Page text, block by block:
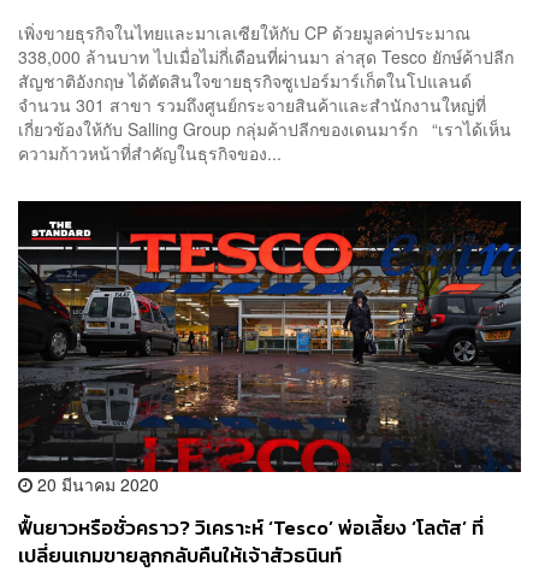
เพิ่งขายธุรกิจในไทยและมาเลเซียให้กับ CP ด้วยมูลค่าประมาณ
338,000 ล้านบาท ไปเมื่อไม่กี่เดือนที่ผ่านมา ล่าสุด Tesco ยักษ์ค้าปลีก
สัญชาติอังกฤษ ได้ตัดสินใจขายธุรกิจซูเปอร์มาร์เก็ตในโปแลนด์
จำนวน 301 สาขา รวมถึงศูนย์กระจายสินค้าและสำนักงานใหญ่ที่
เกี่ยวข้องให้กับ Salling Group กลุ่มค้าปลีกของเดนมาร์ก “เราได้เห็น
ความก้าวหน้าที่สำคัญในธุรกิจของ...
20 มีนาคม 2020
ฟื้นยาวหรือชั่วคราว? วิเคราะห์ ‘Tesco’ พ่อเลี้ยง ‘โลตัส’ ที่
เปลี่ยนเกมขายลูกกลับคืนให้เจ้าสัวธนินท์